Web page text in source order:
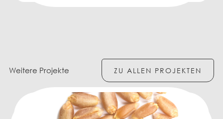
Weitere Projekte ZU ALLEN PROJEKTEN